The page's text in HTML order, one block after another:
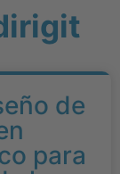
de
para